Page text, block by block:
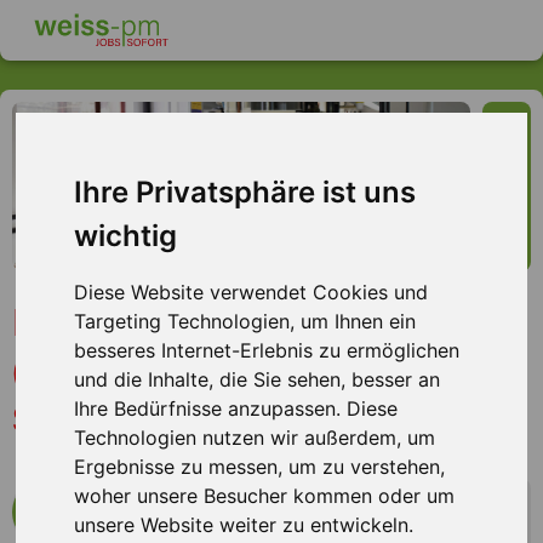
Ihre Privatsphäre ist uns
wichtig
Diese Website verwendet Cookies und
Targeting Technologien, um Ihnen ein
besseres Internet-Erlebnis zu ermöglichen
und die Inhalte, die Sie sehen, besser an
Ihre Bedürfnisse anzupassen. Diese
Technologien nutzen wir außerdem, um
Ergebnisse zu messen, um zu verstehen,
woher unsere Besucher kommen oder um
unsere Website weiter zu entwickeln.
Maschinenbediener
(m/w/d) Metallindustrie,
Stockstadt
mehr Infos zum Arbeitsplatz